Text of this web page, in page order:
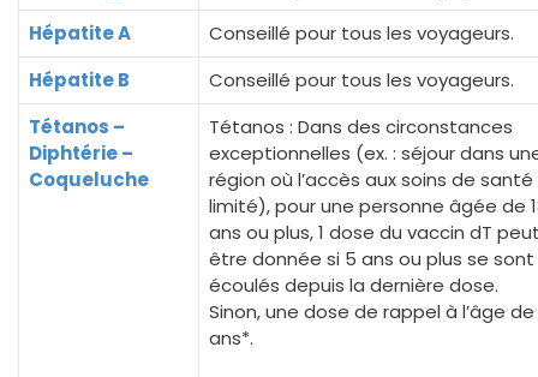
Hépatite A
Conseillé pour tous les voyageurs.
Hépatite B
Conseillé pour tous les voyageurs.
Tétanos –
Diphtérie –
Coqueluche
Tétanos : Dans des circonstances
exceptionnelles (ex. : séjour dans
région où l’accès aux soins de
limité), pour une personne âgée de
ans ou plus, 1 dose du vaccin dT
être donnée si 5 ans ou plus se sont
écoulés depuis la dernière dose.
Sinon, une dose de rappel à l’âge
ans*.